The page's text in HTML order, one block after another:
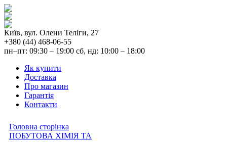
Київ, вул. Олени Теліги, 27
+380 (44) 468-06-55
пн–пт: 09:30 – 19:00 сб, нд: 10:00 – 18:00
Як купити
Доставка
Про магазин
Гарантія
Контакти
Головна сторінка
ПОБУТОВА ХІМІЯ ТА